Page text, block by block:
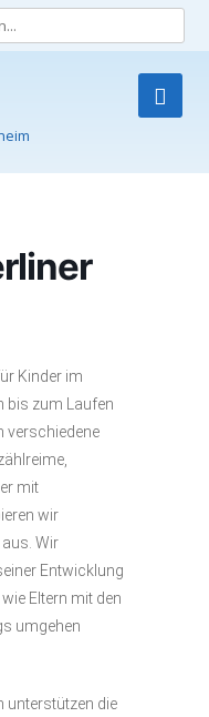
Kinder im
bis zum Laufen
verschiedene
mit
wir
Wir
Entwicklung
Eltern mit den
umgehen
unterstützen die